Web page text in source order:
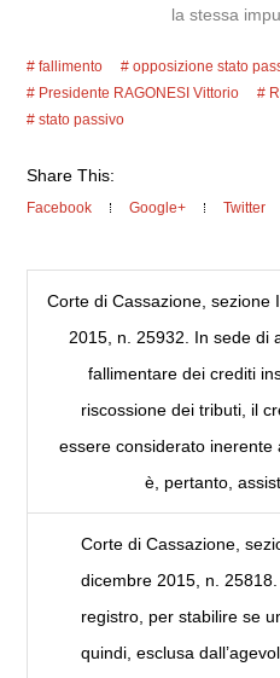
la stessa
fallimento
opposizione stato
Presidente RAGONESI Vittorio
stato passivo
Share This:
Facebook Google+ Twitter
Corte di Cassazione, sezione
2015, n. 25932. In sede di
fallimentare dei crediti
riscossione dei tributi, il
essere considerato inerente
è, pertanto,
Corte di Cassazione,
dicembre 2015, n.
registro, per stabilire se
quindi, esclusa